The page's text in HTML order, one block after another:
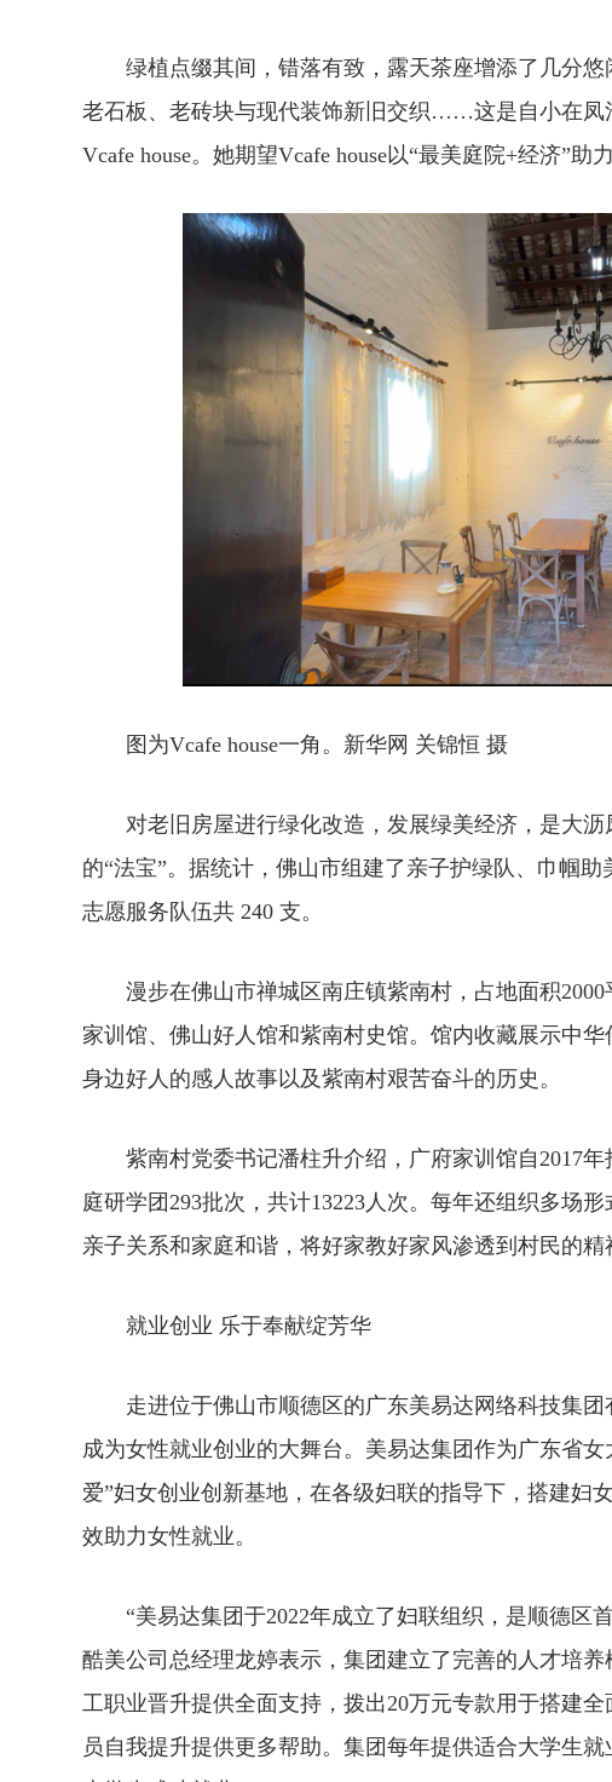
绿植点缀其间，错落有致，露天茶座增添了几分悠
老石板、老砖块与现代装饰新旧交织……这是自小在凤
Vcafe house。她期望Vcafe house以“最美庭院+经济”助
图为Vcafe house一角。新华网 关锦恒 摄
对老旧房屋进行绿化改造，发展绿美经济，是大沥
的“法宝”。据统计，佛山市组建了亲子护绿队、巾帼
志愿服务队伍共 240 支。
漫步在佛山市禅城区南庄镇紫南村，占地面积2000
家训馆、佛山好人馆和紫南村史馆。馆内收藏展示中
身边好人的感人故事以及紫南村艰苦奋斗的历史。
紫南村党委书记潘柱升介绍，广府家训馆自2017年
庭研学团293批次，共计13223人次。每年还组织多场
亲子关系和家庭和谐，将好家教好家风渗透到村民的精
就业创业 乐于奉献绽芳华
走进位于佛山市顺德区的广东美易达网络科技集团
成为女性就业创业的大舞台。美易达集团作为广东省
爱”妇女创业创新基地，在各级妇联的指导下，搭建妇
效助力女性就业。
“美易达集团于2022年成立了妇联组织，是顺德区
酷美公司总经理龙婷表示，集团建立了完善的人才培
工职业晋升提供全面支持，拨出20万元专款用于搭建
员自我提升提供更多帮助。集团每年提供适合大学生